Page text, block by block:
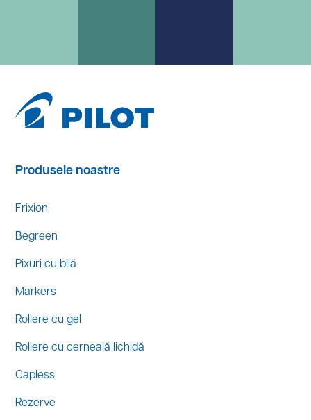
Produsele noastre
Frixion
Begreen
Pixuri cu bilă
Markers
Rollere cu gel
Rollere cu cerneală lichidă
Capless
Rezerve